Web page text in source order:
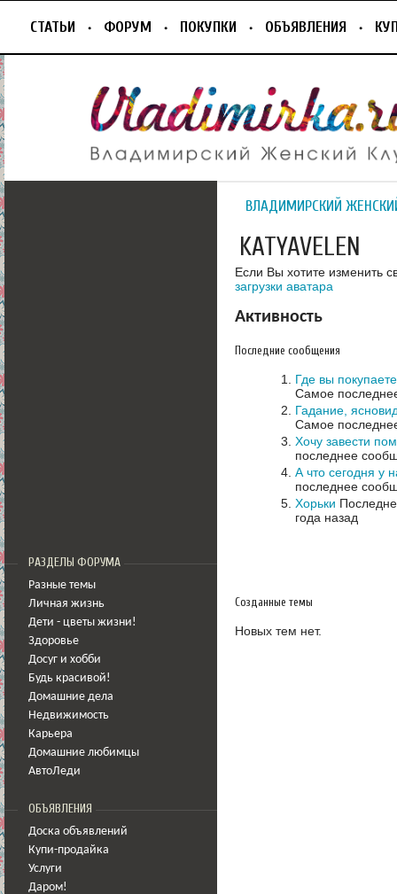
СТАТЬИ ФОРУМ ПОКУПКИ ОБЪЯВЛЕНИЯ
РАЗДЕЛЫ ФОРУМА
Разные темы
Личная жизнь
Дети - цветы жизни!
Здоровье
Досуг и хобби
Будь красивой!
Домашние дела
Недвижимость
Карьера
Домашние любимцы
АвтоЛеди
ОБЪЯВЛЕНИЯ
Доска объявлений
Купи-продайка
Услуги
Даром!
ВЛАДИМИРСКИЙ
KATYAVELEN
Если Вы хотите изменить
загрузки аватара
Активность
Последние сообщения
Где вы
Самое
Гадание,
Самое
Хочу завести
последнее
А что сегодня у
последнее
Хорьки
года назад
Созданные темы
Новых тем нет.